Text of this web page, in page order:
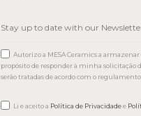
Autorizo a MESA Ceramics a armazenar
propósito de responder à minha solicitação
serão tratadas de acordo com o regulamento
Li e aceito a Política de Privacidadee